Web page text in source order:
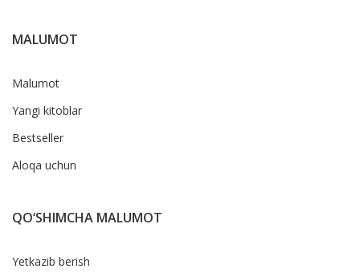
MALUMOT
Malumot
Yangi kitoblar
Bestseller
Aloqa uchun
QO‘SHIMCHA MALUMOT
Yetkazib berish